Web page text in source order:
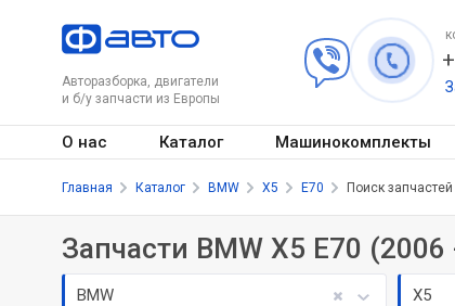
Авторазборка, двигатели
и б/у запчасти из Европы
О нас Каталог Машинокомплекты
Главная Каталог BMW X5 E70 Поиск запчастей
Запчасти BMW X5 E70 (2006
BMW X5